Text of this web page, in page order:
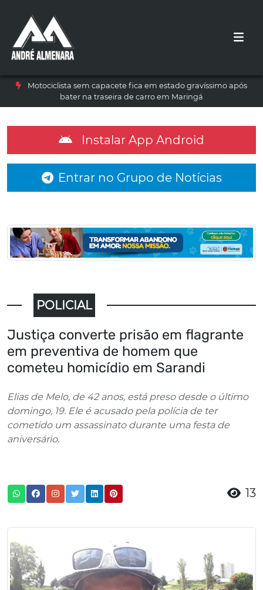
Motociclista sem capacete fica em estado gravíssimo após
bater na traseira de carro em Maringá
Instalar App Android
Entrar no Grupo de Notícias
POLICIAL
Justiça converte prisão em flagrante
em preventiva de homem que
cometeu homicídio em Sarandi
Elias de Melo, de 42 anos, está preso desde o último
domingo, 19. Ele é acusado pela polícia de ter
cometido um assassinato durante uma festa de
aniversário.
13